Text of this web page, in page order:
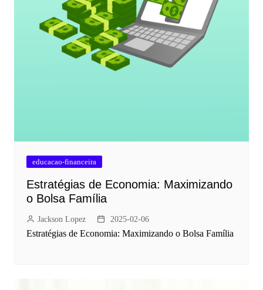
educacao-financeira
Estratégias de Economia: Maximizando
o Bolsa Família
Jackson Lopez 2025-02-06
Estratégias de Economia: Maximizando o Bolsa Família